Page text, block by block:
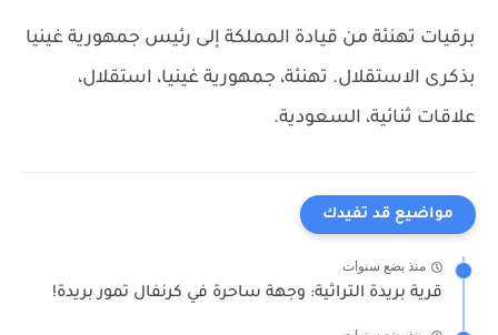
برقيات تهنئة من قيادة المملكة إلى رئيس جمهورية غينيا
بذكرى الاستقلال. تهنئة، جمهورية غينيا، استقلال،
علاقات ثنائية، السعودية.
مواضيع قد تفيدك
منذ بضع سنوات
قرية بريدة التراثية: وجهة ساحرة في كرنفال تمور بريدة!